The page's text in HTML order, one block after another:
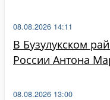
В Бузулукском
России Антона
08.08.2026 14:11
08.08.2026 13:00